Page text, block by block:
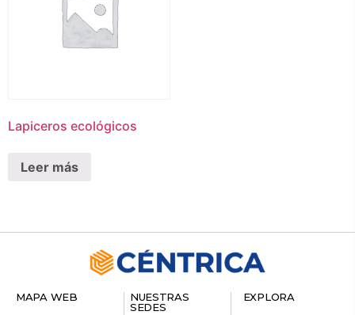
Lapiceros ecológicos
Leer más
MAPA WEB
NUESTRAS
SEDES
EXPLORA